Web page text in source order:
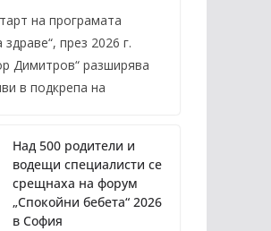
на програмата
през 2026 г.
Димитров“ разширява
в подкрепа на
Над 500 родители и
водещи специалисти се
срещнаха на форум
„Спокойни бебета“ 2026
в София